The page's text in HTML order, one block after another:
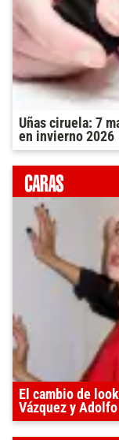
Uñas ciruela: 7
en invierno 2026
El cambio de
Vázquez y